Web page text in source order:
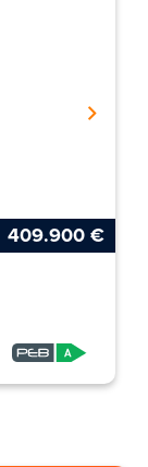
409.900 €